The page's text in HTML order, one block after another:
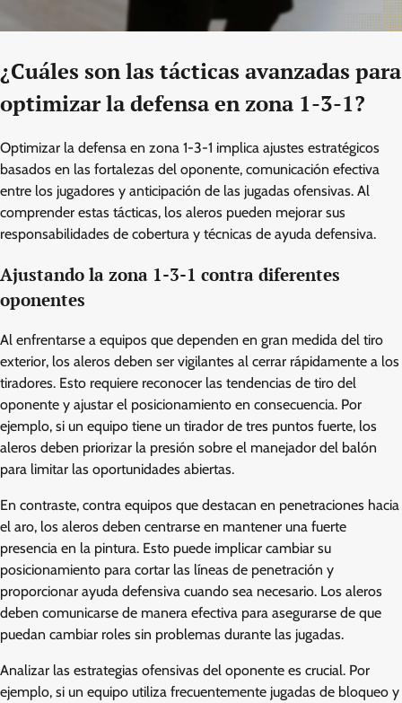
¿Cuáles son las tácticas avanzadas para
optimizar la defensa en zona 1-3-1?
Optimizar la defensa en zona 1-3-1 implica ajustes estratégicos
basados en las fortalezas del oponente, comunicación efectiva
entre los jugadores y anticipación de las jugadas ofensivas. Al
comprender estas tácticas, los aleros pueden mejorar sus
responsabilidades de cobertura y técnicas de ayuda defensiva.
Ajustando la zona 1-3-1 contra diferentes
oponentes
Al enfrentarse a equipos que dependen en gran medida del tiro
exterior, los aleros deben ser vigilantes al cerrar rápidamente a los
tiradores. Esto requiere reconocer las tendencias de tiro del
oponente y ajustar el posicionamiento en consecuencia. Por
ejemplo, si un equipo tiene un tirador de tres puntos fuerte, los
aleros deben priorizar la presión sobre el manejador del balón
para limitar las oportunidades abiertas.
En contraste, contra equipos que destacan en penetraciones hacia
el aro, los aleros deben centrarse en mantener una fuerte
presencia en la pintura. Esto puede implicar cambiar su
posicionamiento para cortar las líneas de penetración y
proporcionar ayuda defensiva cuando sea necesario. Los aleros
deben comunicarse de manera efectiva para asegurarse de que
puedan cambiar roles sin problemas durante las jugadas.
Analizar las estrategias ofensivas del oponente es crucial. Por
ejemplo, si un equipo utiliza frecuentemente jugadas de bloqueo y